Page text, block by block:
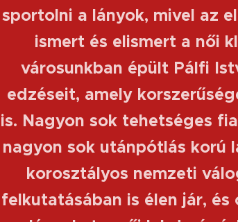
sportolni a lányok, mivel az
ismert és elismert a női
városunkban épült Pálfi
edzéseit, amely
is. Nagyon sok tehetséges
nagyon sok utánpótlás korú
korosztályos nemzeti
felkutatásában is élen jár,